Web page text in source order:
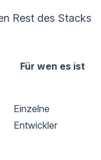
Rest des Stacks
Für wen es ist
Einzelne
Entwickler